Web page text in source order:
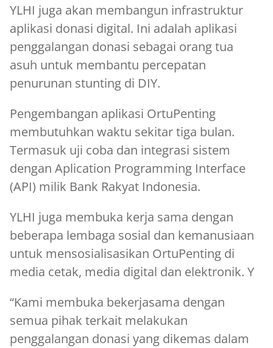
YLHI juga akan membangun infrastruktur
aplikasi donasi digital. Ini adalah aplikasi
penggalangan donasi sebagai orang tua
asuh untuk membantu percepatan
penurunan stunting di DIY.
Pengembangan aplikasi OrtuPenting
membutuhkan waktu sekitar tiga bulan.
Termasuk uji coba dan integrasi sistem
dengan Aplication Programming Interface
(API) milik Bank Rakyat Indonesia.
YLHI juga membuka kerja sama dengan
beberapa lembaga sosial dan kemanusiaan
untuk mensosialisasikan OrtuPenting di
media cetak, media digital dan elektronik. Y
“Kami membuka bekerjasama dengan
semua pihak terkait melakukan
penggalangan donasi yang dikemas dalam